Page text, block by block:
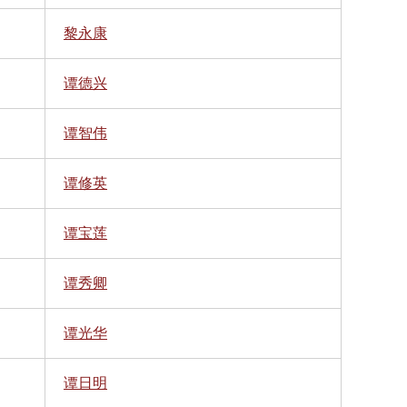
黎永康
谭德兴
谭智伟
谭修英
谭宝莲
谭秀卿
谭光华
谭日明